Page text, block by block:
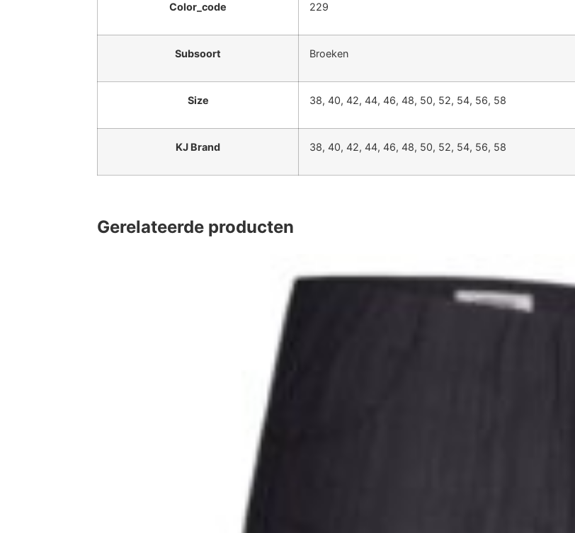
Color_code 229
Subsoort Broeken
Size 38, 40, 42, 44, 46, 48, 50, 52, 54, 56, 58
KJ Brand 38, 40, 42, 44, 46, 48, 50, 52, 54, 56, 58
Gerelateerde producten